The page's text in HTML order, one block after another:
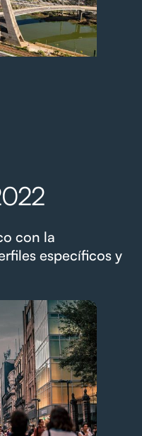
con la
específicos y